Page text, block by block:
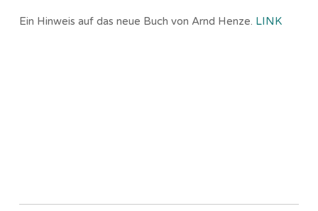
Ein Hinweis auf das neue Buch von Arnd Henze. LINK